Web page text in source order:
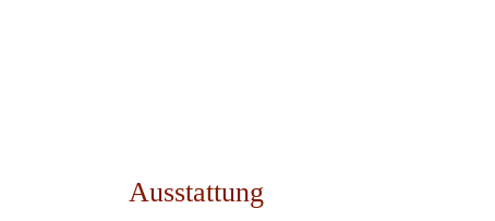
Ausstattung